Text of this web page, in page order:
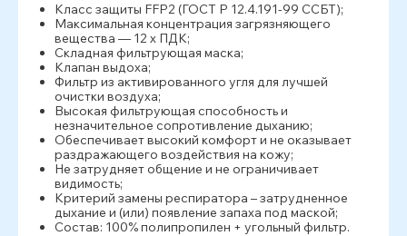
Класс защиты FFP2 (ГОСТ Р 12.4.191-99 ССБТ);
Максимальная концентрация загрязняющего
вещества — 12 x ПДК;
Складная фильтрующая маска;
Клапан выдоха;
Фильтр из активированного угля для лучшей
очистки воздуха;
Высокая фильтрующая способность и
незначительное сопротивление дыханию;
Обеспечивает высокий комфорт и не оказывает
раздражающего воздействия на кожу;
Не затрудняет общение и не ограничивает
видимость;
Критерий замены респиратора – затрудненное
дыхание и (или) появление запаха под маской;
Состав: 100% полипропилен + угольный фильтр.